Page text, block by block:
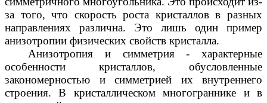
за того, что скорость роста кристаллов в разных
направлениях различна. Это лишь один пример
анизотропии физических свойств кристалла.
Анизотропия и симметрия - характерные
особенности кристаллов, обусловленные
закономерностью и симметрией их внутреннего
строения. В кристаллическом многограннике и в